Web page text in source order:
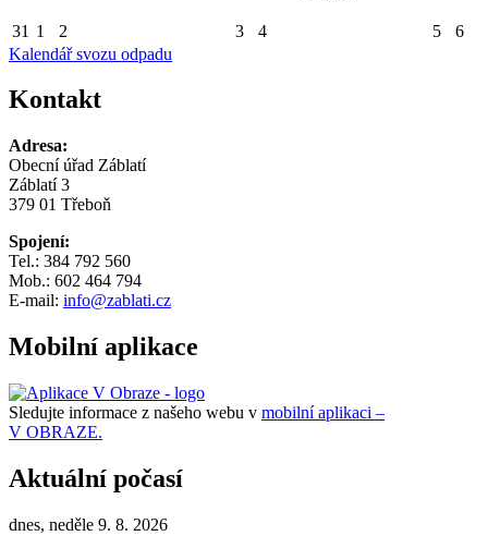
31 1 2 3 4 5
6
Kalendář svozu odpadu
Kontakt
Adresa:
Obecní úřad Záblatí
Záblatí 3
379 01 Třeboň
Spojení:
Tel.: 384 792 560
Mob.: 602 464 794
E-mail: info@zablati.cz
Mobilní aplikace
Sledujte informace z našeho webu v mobilní aplikaci –
V OBRAZE.
Aktuální počasí
dnes, neděle 9. 8. 2026